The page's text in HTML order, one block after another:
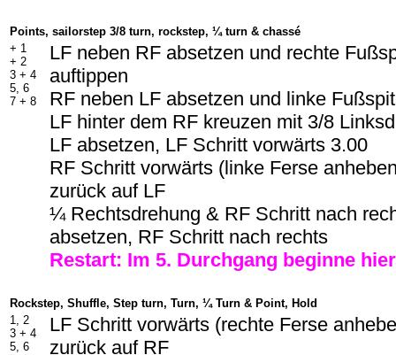
Points, sailorstep 3/8 turn, rockstep, ¼ turn & chassé
+ 1
+ 2
3 + 4
5, 6
7 + 8
LF neben RF absetzen und rechte
auftippen
RF neben LF absetzen und linke
LF hinter dem RF kreuzen mit 3/8
LF absetzen, LF Schritt vorwärts 3.00
RF Schritt vorwärts (linke Ferse
zurück auf LF
¼ Rechtsdrehung & RF Schritt nach
absetzen, RF Schritt nach rechts
Restart: Im 5. Durchgang beginne
Rockstep, Shuffle, Step turn, Turn, ¼ Turn & Point, Hold
1, 2
3 + 4
5, 6
LF Schritt vorwärts (rechte Ferse
zurück auf RF